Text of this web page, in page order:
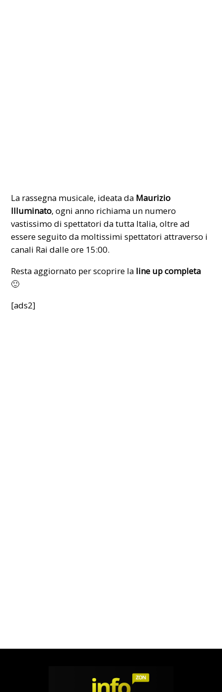
La rassegna musicale, ideata da Maurizio
Illuminato, ogni anno richiama un numero
vastissimo di spettatori da tutta Italia, oltre ad
essere seguito da moltissimi spettatori attraverso i
canali Rai dalle ore 15:00.
Resta aggiornato per scoprire la line up completa
🙂
[ads2]